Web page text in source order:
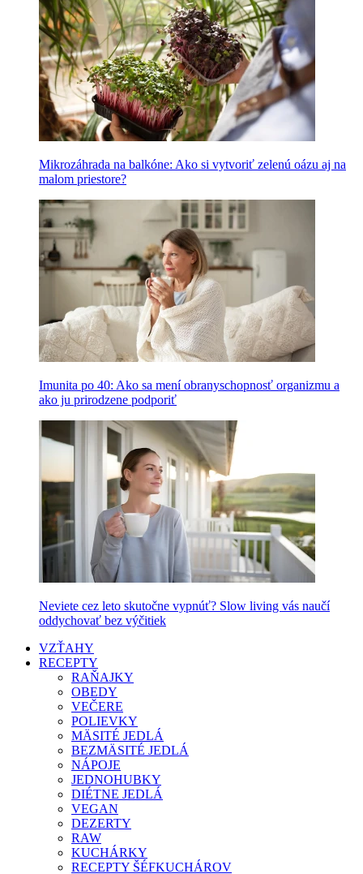
Mikrozáhrada na balkóne: Ako si vytvoriť zelenú oázu aj na
malom priestore?
Imunita po 40: Ako sa mení obranyschopnosť organizmu a
ako ju prirodzene podporiť
Neviete cez leto skutočne vypnúť? Slow living vás naučí
oddychovať bez výčitiek
VZŤAHY
RECEPTY
RAŇAJKY
OBEDY
VEČERE
POLIEVKY
MÄSITÉ JEDLÁ
BEZMÄSITÉ JEDLÁ
NÁPOJE
JEDNOHUBKY
DIÉTNE JEDLÁ
VEGAN
DEZERTY
RAW
KUCHÁRKY
RECEPTY ŠÉFKUCHÁROV